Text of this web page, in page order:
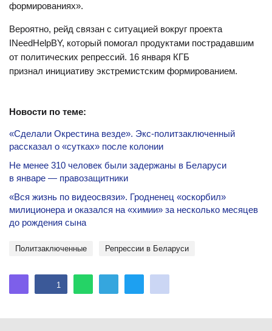
формированиях».
Вероятно, рейд связан с ситуацией вокруг проекта
INeedHelpBY, который помогал продуктами пострадавшим
от политических репрессий. 16 января КГБ
признал инициативу экстремистским формированием.
Новости по теме:
«Сделали Окрестина везде». Экс-политзаключенный
рассказал о «сутках» после колонии
Не менее 310 человек были задержаны в Беларуси
в январе — правозащитники
«Вся жизнь по видеосвязи». Гродненец «оскорбил»
милиционера и оказался на «химии» за несколько месяцев
до рождения сына
политзаключенные репрессии в Беларуси
1